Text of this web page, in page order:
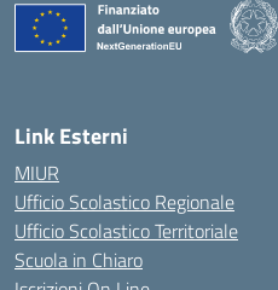
Link Esterni
MIUR
Ufficio Scolastico Regionale
Ufficio Scolastico Territoriale
Scuola in Chiaro